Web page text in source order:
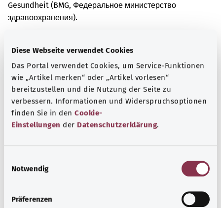
Diese Webseite verwendet Cookies
Das Portal verwendet Cookies, um Service-Funktionen
wie „Artikel merken“ oder „Artikel vorlesen“
bereitzustellen und die Nutzung der Seite zu
verbessern. Informationen und Widerspruchsoptionen
finden Sie in den Cookie-
Einstellungen der Datenschutzerklärung.
Notwendig
Präferenzen
Gesundheit (BMG, Федеральное министерство
здравоохранения).
Другие статьи